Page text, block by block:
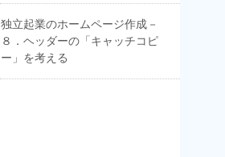
独立起業のホームページ作成－
８．ヘッダーの「キャッチコピ
ー」を考える